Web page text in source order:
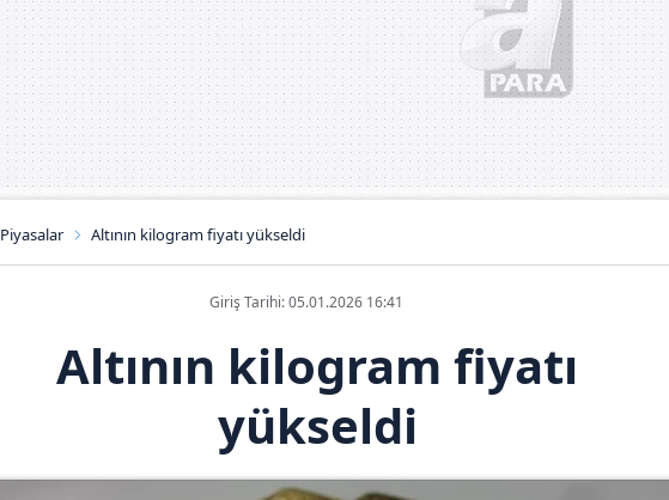
Piyasalar Altının kilogram fiyatı yükseldi
Giriş Tarihi: 05.01.2026 16:41
Altının kilogram fiyatı
yükseldi